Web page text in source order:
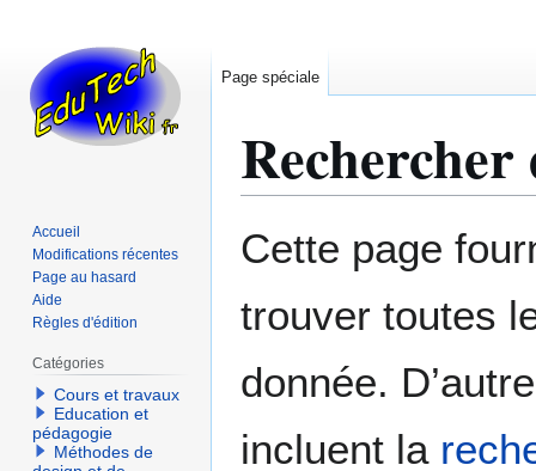
Rechercher
à
navigation
à
recherche
Cette page
trouver toutes
donnée.
incluent la
Page spéciale
Accueil
Modifications récentes
Page au hasard
Aide
Règles d'édition
Catégories
Cours et travaux
Education et
pédagogie
Méthodes de